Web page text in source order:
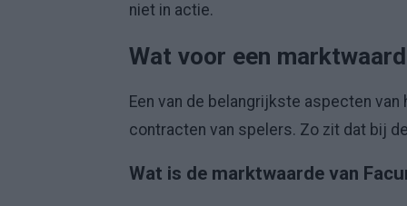
niet in actie.
Wat voor een
Een van de belangrijkste aspecten
contracten van spelers. Zo zit dat bij
Wat is de marktwaarde van